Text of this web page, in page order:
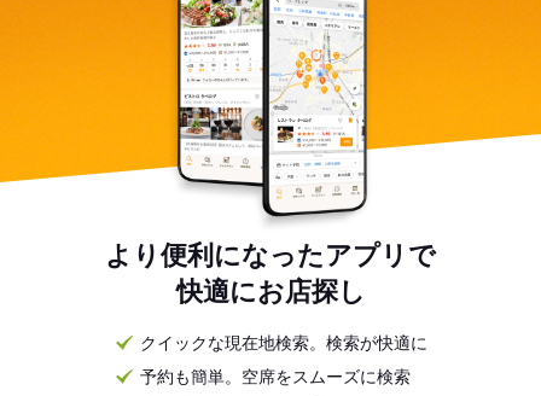
より便利になったアプリで
快適にお店探し
クイックな現在地検索。検索が快適に
予約も簡単。空席をスムーズに検索